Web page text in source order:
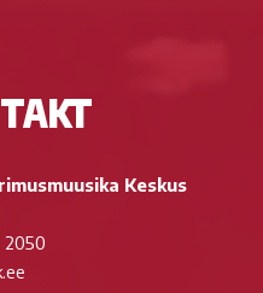
Keskus
2050